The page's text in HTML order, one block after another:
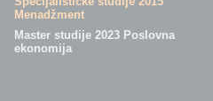
Menadžment
Master studije 2023 Poslovna
ekonomija